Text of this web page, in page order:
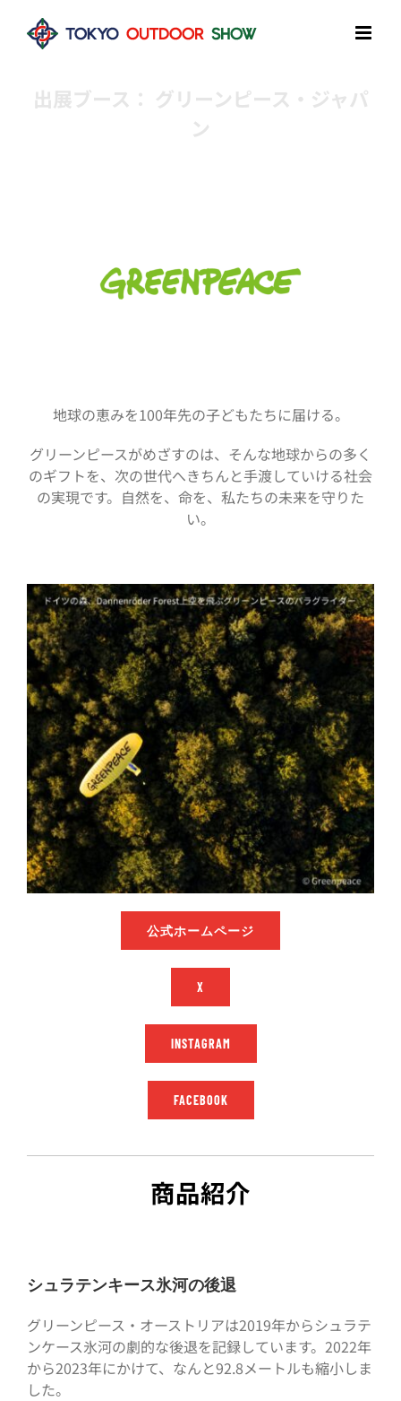
content
出展ブース： グリーンピース・ジャパ
ン
地球の恵みを100年先の子どもたちに届ける。
グリーンピースがめざすのは、そんな地球からの多く
のギフトを、次の世代へきちんと手渡していける社会
の実現です。自然を、命を、私たちの未来を守りた
い。
公式ホームページ
X
INSTAGRAM
FACEBOOK
商品紹介
シュラテンキース氷河の後退
グリーンピース・オーストリアは2019年からシュラテ
ンケース氷河の劇的な後退を記録しています。2022年
から2023年にかけて、なんと92.8メートルも縮小しま
した。